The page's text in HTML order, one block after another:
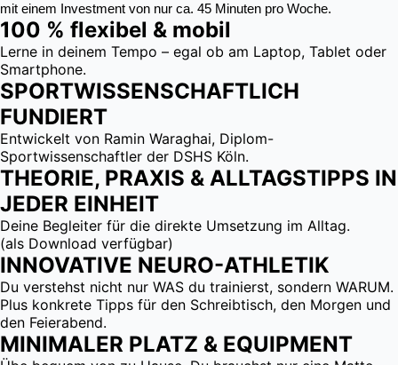
mit einem Investment von nur ca. 45 Minuten pro Woche.
100 % flexibel & mobil
Lerne in deinem Tempo – egal ob am Laptop, Tablet oder
Smartphone.
SPORTWISSENSCHAFTLICH
FUNDIERT
Entwickelt von Ramin Waraghai, Diplom-
Sportwissenschaftler der DSHS Köln.
THEORIE, PRAXIS & ALLTAGSTIPPS IN
JEDER EINHEIT
Deine Begleiter für die direkte Umsetzung im Alltag.
(als Download verfügbar)
INNOVATIVE NEURO-ATHLETIK
Du verstehst nicht nur WAS du trainierst, sondern WARUM.
Plus konkrete Tipps für den Schreibtisch, den Morgen und
den Feierabend.
MINIMALER PLATZ & EQUIPMENT